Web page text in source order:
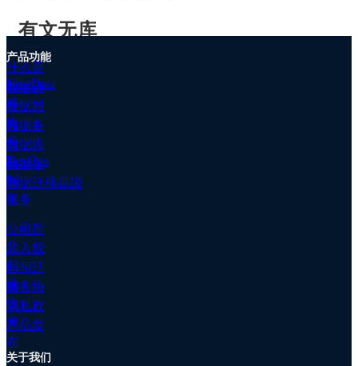
移
高
级
服
务
数
据
备
份
数
据
比
客
户
案
例
文
档
属
有文无库
1951年，雷明顿兰德公司发明了UNIVAC-1--第一台商
用计算机诞生，它不仅能做科学计算，还能做数据处
理。通过大量的分类、比较和表格绘制的机器运行数百
万穿孔卡片来管理数据的处理，其运行结果在纸上打印
出来或者制成新的穿孔卡片。而数据管理就是对所有这
些穿孔卡片进行物理的储存和处理。此时的计算机系统
还是处于有文（文件系统）无库（数据库）时代。
图片来自wikipedia
商用计算机广泛的用于数据管理，对数据的共享提出了
越来越高的要求。传统的文件系统已经不能满足人们的
需求，于是能够统一的管理和共享数据的数据库管理系
统(Database Manager system DBMS)应运而生。数据模
型是数据库系统的核心和基础，各种DBMS都是基于某
种数据模型而设计。通常按照数据模型的特点将传统数
据库系统分为：
产品功能
什么是
NineData
数据迁
移
数据对
比
数据备
份
数据库
DevOps
数据复
制
数据迁移高级
服务
公司简
介
加入我
们
新闻活
动
服务协
议
隐私政
策
产品发
布
关于我们